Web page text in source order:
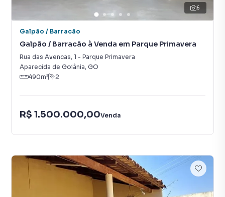
6
Galpão / Barracão
Galpão / Barracão à Venda em Parque Primavera
Rua das Avencas, 1 - Parque Primavera
Aparecida de Goiânia, GO
490m² 2
R$ 1.500.000,00Venda